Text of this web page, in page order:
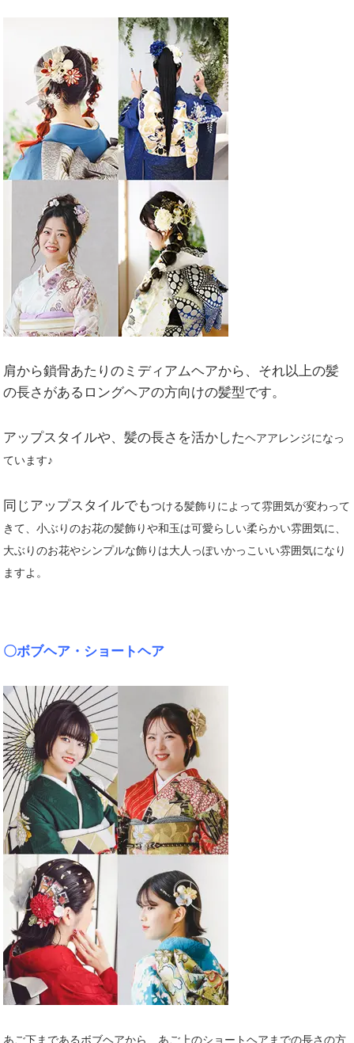
肩から鎖骨あたりのミディアムヘアから、それ以上の髪
の長さがあるロングヘアの方向けの髪型です。
アップスタイルや、髪の長さを活かしたヘアアレンジになっ
ています♪
同じアップスタイルでもつける髪飾りによって雰囲気が変わって
きて 、小ぶりのお花の髪飾りや和玉は可愛らしい柔らかい雰囲気に、
大ぶりのお花やシンプルな飾りは大人っぽいかっこいい雰囲気になり
ますよ。
〇ボブヘア・ショートヘア
あご下まであるボブヘアから、 あご上のショートヘア までの長さの方